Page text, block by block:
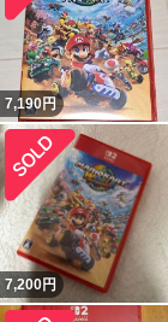
7,190円
7,200円